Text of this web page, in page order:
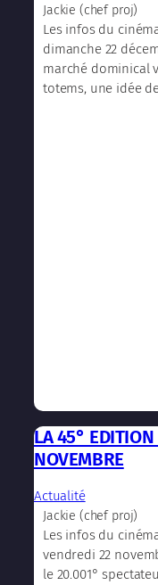
Jackie (chef proj)
Les infos du
dimanche 22
marché dominical
totems, une idée
LA 45°
NOVEMBRE
Actualité
Jackie (chef proj)
Les infos du
vendredi 22
le 20.001°